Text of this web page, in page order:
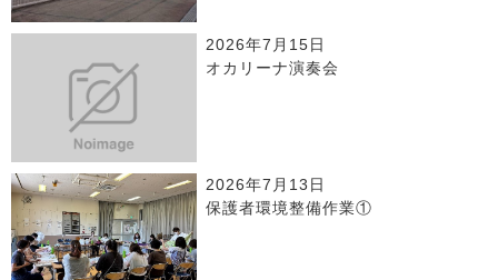
2026年7月15日
オカリーナ演奏会
2026年7月13日
保護者環境整備作業①